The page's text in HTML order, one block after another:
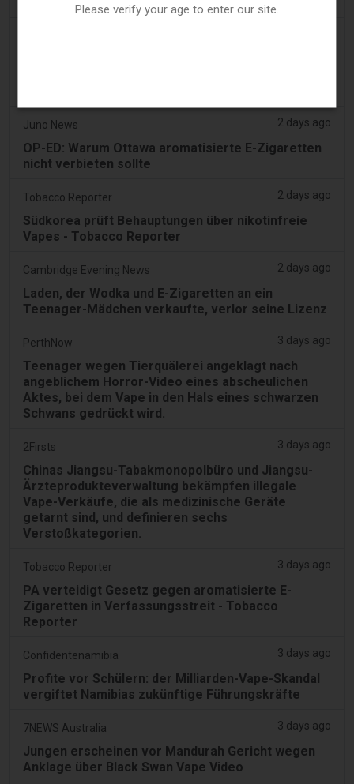
Juno News 2 days ago
OP-ED: Warum Ottawa aromatisierte E-Zigaretten
nicht verbieten sollte
Tobacco Reporter 2 days ago
Südkorea prüft Behauptungen über nikotinfreie
Vapes - Tobacco Reporter
Cambridge Evening News 2 days ago
Laden, der Wodka und E-Zigaretten an ein
Teenager-Mädchen verkaufte, verlor seine Lizenz
PerthNow 3 days ago
Teenager wegen Tierquälerei angeklagt nach
angeblichem Horror-Video eines abscheulichen
Aktes, bei dem Vape in den Hals eines schwarzen
Schwans gedrückt wird.
2Firsts 3 days ago
Chinas Jiangsu-Tabakmonopolbüro und Jiangsu-
Ärzteprodukteverwaltung bekämpfen illegale
Vape-Verkäufe, die als medizinische Geräte
getarnt sind, und definieren sechs
Verstoßkategorien.
Tobacco Reporter 3 days ago
PA verteidigt Gesetz gegen aromatisierte E-
Zigaretten in Verfassungsstreit - Tobacco
Reporter
Confidentenamibia 3 days ago
Profite vor Schülern: der Milliarden-Vape-Skandal
vergiftet Namibias zukünftige Führungskräfte
7NEWS Australia 3 days ago
Jungen erscheinen vor Mandurah Gericht wegen
Anklage über Black Swan Vape Video
Please verify your age to enter our site.